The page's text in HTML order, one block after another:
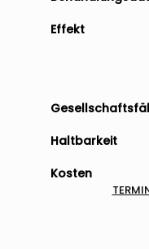
Effekt
Haltbarkeit
Kosten